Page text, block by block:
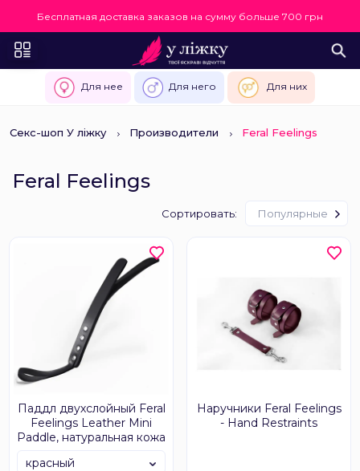
Бесплатная доставка заказов на сумму больше 700 грн
Для нее Для него Для них
Секс-шоп У ліжку Производители Feral Feelings
Feral Feelings
Сортировать: Популярные
Паддл двухслойный Feral
Feelings Leather Mini
Paddle, натуральная кожа
красный
Наручники Feral Feelings
- Hand Restraints